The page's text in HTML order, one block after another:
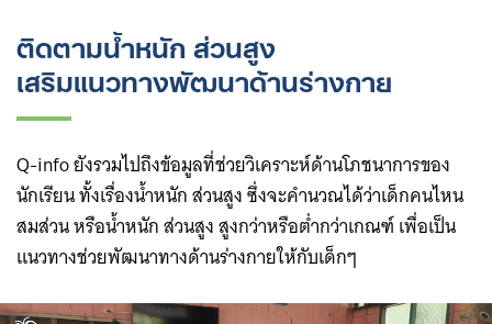
ติดตามน้ำหนัก ส่วนสูง
เสริมแนวทางพัฒนาด้านร่างกาย
Q-info ยังรวมไปถึงข้อมูลที่ช่วยวิเคราะห์ด้านโภชนาการของ
นักเรียน ทั้งเรื่องน้ำหนัก ส่วนสูง ซึ่งจะคำนวณได้ว่าเด็กคนไหน
สมส่วน หรือน้ำหนัก ส่วนสูง ​สูงกว่าหรือต่ำกว่าเกณฑ์ เพื่อเป็น
แนวทางช่วยพัฒนาทางด้านร่างกายให้กับเด็กๆ ​